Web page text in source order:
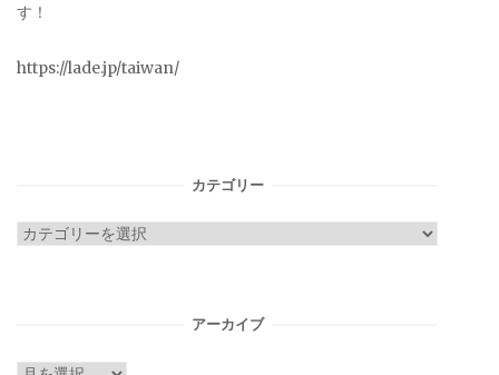
す！
https://lade.jp/taiwan/
カテゴリー
カ
アーカイブ